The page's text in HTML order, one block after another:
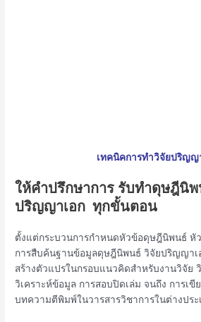
เทคนิคการทำวิจัยปริญญ
ให้คำปรึกษาการ รับทำดุษฎีนิ
ปริญญาเอก ทุกขั้นตอน
ตั้งแต่กระบวนการกำหนดหัวข้อดุษฎีนิพนธ์ หั
การสืบค้นฐานข้อมูลดุษฎีนิพนธ์ วิจัยปริญญาเ
สร้างตัวแปรในกรอบแนวคิดสำหรับงานวิจัย
วิเคราะห์ข้อมูล การสอบปิดเล่ม จนถึง การเ
บทความตีพิมพ์ในวารสารวิชาการในต่างประ